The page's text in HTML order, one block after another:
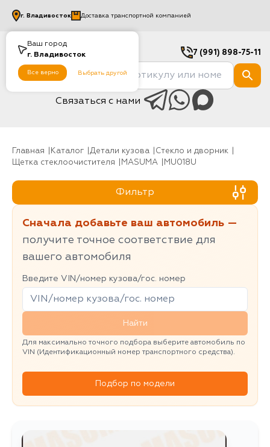
Ваш город
г. Владивосток
Все верно Выбрать другой
г. Владивосток Доставка транспортной компанией
7 (991) 898-75-11
Связаться с нами
Главная Каталог Детали кузова
Стекло и дворник
Щетка стеклоочистителя
MASUMA MU018U
Фильтр
Сначала добавьте ваш автомобиль —
получите точное соответствие для
вашего автомобиля
Введите VIN/номер кузова/гос. номер
Найти
Для максимально точного подбора выберите автомобиль по
VIN (Идентификационный номер транспортного средства).
Подбор по модели